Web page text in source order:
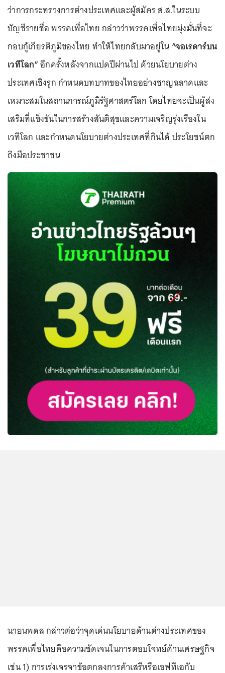
ว่าการกระทรวงการต่างประเทศและผู้สมัคร ส.ส.ในระบบ
บัญชีรายชื่อ พรรคเพื่อไทย กล่าวว่าพรรคเพื่อไทยมุ่งมั่นที่จะ
กอบกู้เกียรติภูมิของไทย ทำให้ไทยกลับมาอยู่ใน “จอเรดาร์บน
เวทีโลก”อีกครั้งหลังจากแปดปีผ่านไป ด้วยนโยบายต่าง
ประเทศเชิงรุก กำหนดบทบาทของไทยอย่างชาญฉลาดและ
เหมาะสมในสถานการณ์ภูมิรัฐศาสตร์โลก โดยไทยจะเป็นผู้ส่ง
เสริมที่แข็งขันในการสร้างสันติสุขและความเจริญรุ่งเรืองใน
เวทีโลก และกำหนดนโยบายต่างประเทศที่กินได้ ประโยชน์ตก
ถึงมือประชาชน
นายนพดล กล่าวต่อว่าจุดเด่นนโยบายด้านต่างประเทศของ
พรรคเพื่อไทยคือความชัดเจนในการตอบโจทย์ด้านเศรษฐกิจ
เช่น 1) การเร่งเจรจาข้อตกลงการค้าเสรีหรือเอฟทีเอกับ